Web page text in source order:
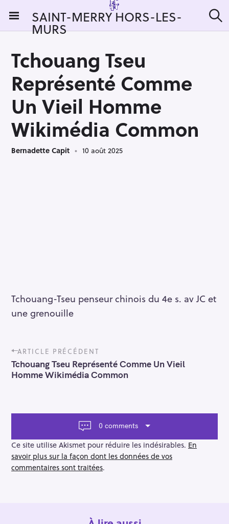
i
SAINT-MERRY HORS-LES-
MURS e
Tchouang Tseu
Représenté Comme
Un Vieil Homme
Wikimédia Common
Bernadette Capit 10 août 2025
Tchouang-Tseu penseur chinois du 4e s. av JC et
une grenouille
P
o
s
t
v
a
t
i
o
ARTICLE PRÉCÉDENT
Tchouang Tseu Représenté Comme Un Vieil
Homme Wikimédia Common
0 comments
Ce site utilise Akismet pour réduire les indésirables. En
savoir plus sur la façon dont les données de vos
commentaires sont traitées.